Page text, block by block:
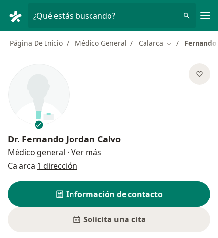
¿Qué estás buscando?
Página De Inicio Médico General Calarca Cambiar de
Dr. Fernando Jordan Calvo
Médico general · Ver más
Calarca 1 dirección
Información de contacto
Solicita una cita